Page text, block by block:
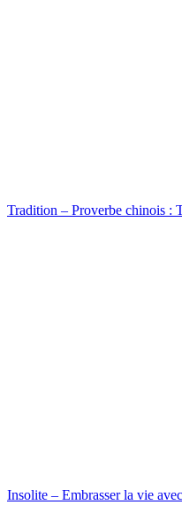
Tradition – Proverbe chinois :
Insolite – Embrasser la vie